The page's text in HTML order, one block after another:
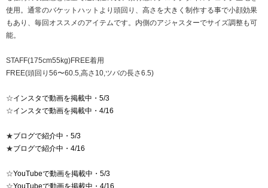
使用。通常のバケットハットより頭回り、高さを大きく制作する事で小顔効果
もあり、毎回オススメのアイテムです。内側のアジャスターでサイズ調整も可
能。
STAFF(175cm55kg)FREE着用
FREE(頭回り56〜60.5,高さ10,ツバの長さ6.5)
☆インスタで動画を掲載中・5/3
☆インスタで動画を掲載中・4/16
★ブログで紹介中・5/3
★ブログで紹介中・4/16
☆YouTubeで動画を掲載中・5/3